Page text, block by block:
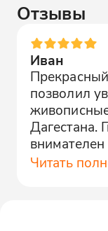
Отзывы
Иван
позволил
Дагестана.
внимателен
Читать